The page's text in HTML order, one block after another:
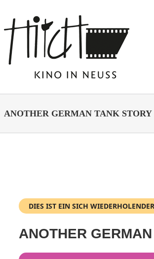
ANOTHER GERMAN TANK STORY
DIES IST EIN SICH
ANOTHER